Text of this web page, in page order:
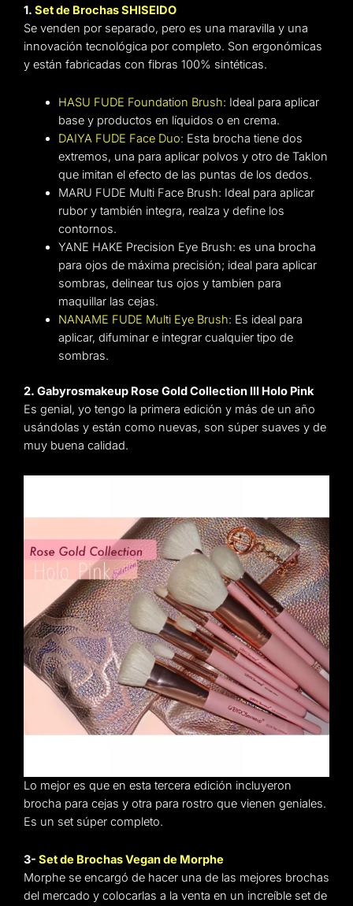
1. Set de Brochas SHISEIDO
Se venden por separado, pero es una maravilla y una
innovación tecnológica por completo. Son ergonómicas
y están fabricadas con fibras 100% sintéticas.
HASU FUDE Foundation Brush: Ideal para aplicar
base y productos en líquidos o en crema.
DAIYA FUDE Face Duo: Esta brocha tiene dos
extremos, una para aplicar polvos y otro de Taklon
que imitan el efecto de las puntas de los dedos.
MARU FUDE Multi Face Brush: Ideal para aplicar
rubor y también integra, realza y define los
contornos.
YANE HAKE Precision Eye Brush: es una brocha
para ojos de máxima precisión; ideal para aplicar
sombras, delinear tus ojos y tambien para
maquillar las cejas.
NANAME FUDE Multi Eye Brush: Es ideal para
aplicar, difuminar e integrar cualquier tipo de
sombras.
2. Gabyrosmakeup Rose Gold Collection III Holo Pink
Es genial, yo tengo la primera edición y más de un año
usándolas y están como nuevas, son súper suaves y de
muy buena calidad.
Lo mejor es que en esta tercera edición incluyeron
brocha para cejas y otra para rostro que vienen geniales.
Es un set súper completo.
3- Set de Brochas Vegan de Morphe
Morphe se encargó de hacer una de las mejores brochas
del mercado y colocarlas a la venta en un increíble set de